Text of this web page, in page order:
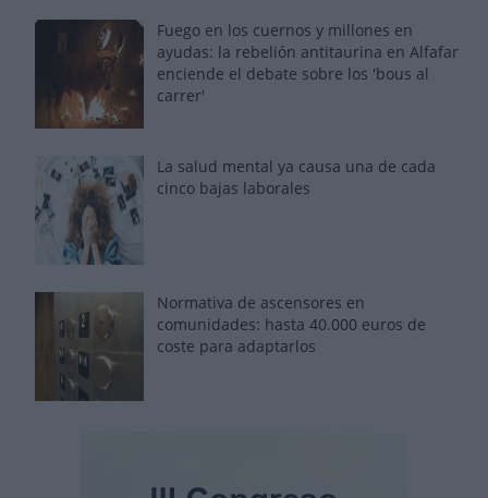
Fuego en los cuernos y millones en
ayudas: la rebelión antitaurina en Alfafar
enciende el debate sobre los 'bous al
carrer'
La salud mental ya causa una de cada
cinco bajas laborales
Normativa de ascensores en
comunidades: hasta 40.000 euros de
coste para adaptarlos